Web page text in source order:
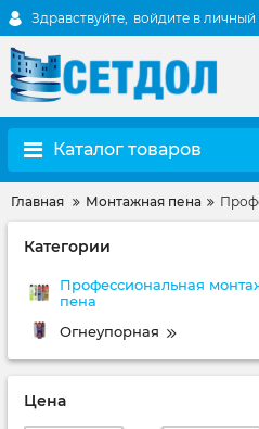
Здравствуйте, войдите в личный
Каталог товаров
Главная Монтажная пена
Категории
Профессиональная
пена
Огнеупорная
Цена